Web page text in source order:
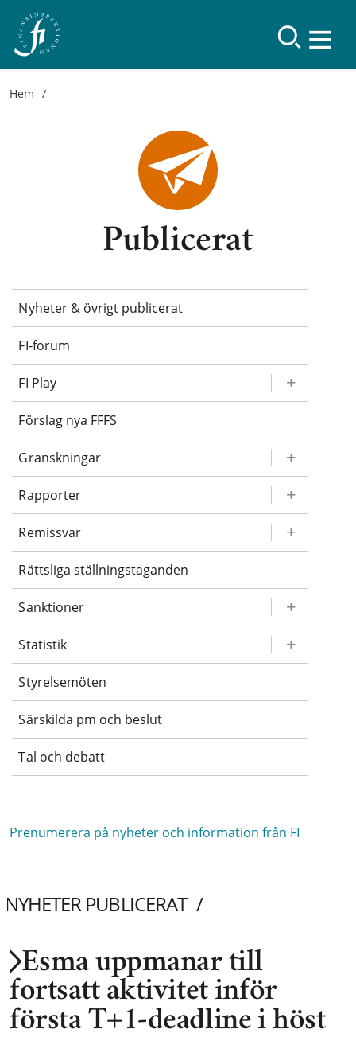
Hem
Publicerat
Prenumerera på nyheter och information från FI
NYHETER PUBLICERAT
Esma uppmanar till
fortsatt aktivitet inför
första T+1-deadline i höst
Nyheter & övrigt publicerat
FI-forum
FI Play
Förslag nya FFFS
Granskningar
Rapporter
Remissvar
Rättsliga ställningstaganden
Sanktioner
Statistik
Styrelsemöten
Särskilda pm och beslut
Tal och debatt